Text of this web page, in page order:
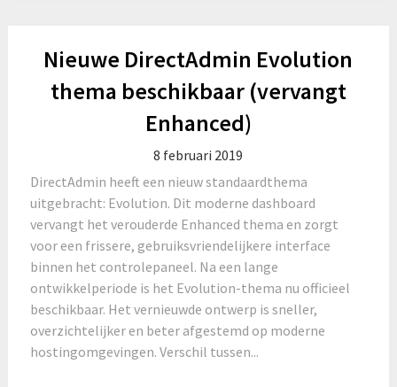
Nieuwe DirectAdmin Evolution
thema beschikbaar (vervangt
Enhanced)
8 februari 2019
DirectAdmin heeft een nieuw standaardthema
uitgebracht: Evolution. Dit moderne dashboard
vervangt het verouderde Enhanced thema en zorgt
voor een frissere, gebruiksvriendelijkere interface
binnen het controlepaneel. Na een lange
ontwikkelperiode is het Evolution-thema nu officieel
beschikbaar. Het vernieuwde ontwerp is sneller,
overzichtelijker en beter afgestemd op moderne
hostingomgevingen. Verschil tussen...